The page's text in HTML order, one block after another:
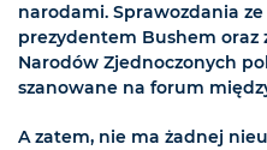
narodami. Sprawozdania
prezydentem Bushem oraz
Narodów Zjednoczonych
szanowane na forum
A zatem, nie ma żadnej